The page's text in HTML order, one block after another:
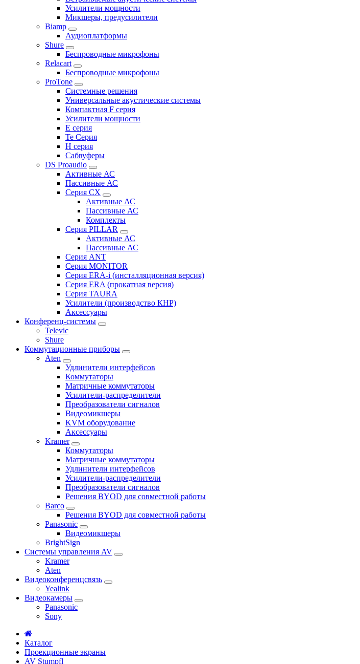
Усилители мощности
Микшеры, предусилители
Biamp
Аудиоплатформы
Shure
Беспроводные микрофоны
Relacart
Беспроводные микрофоны
ProTone
Системные решения
Универсальные акустические системы
Компактная F серия
Усилители мощности
E серия
Te Серия
H серия
Сабвуферы
DS Proaudio
Активные АС
Пассивные АС
Серия CX
Активные АС
Пассивные АС
Комплекты
Серия PILLAR
Активные АС
Пассивные АС
Серия ANT
Серия MONITOR
Серия ERA-i (инсталляционная версия)
Серия ERA (прокатная версия)
Серия TAURA
Усилители (производство КНР)
Аксессуары
Конференц-системы
Televic
Shure
Коммутационные приборы
Aten
Удлинители интерфейсов
Коммутаторы
Матричные коммутаторы
Усилители-распределители
Преобразователи сигналов
Видеомикшеры
KVM оборудование
Аксессуары
Kramer
Коммутаторы
Матричные коммутаторы
Удлинители интерфейсов
Усилители-распределители
Преобразователи сигналов
Решения BYOD для совместной работы
Barco
Решения BYOD для совместной работы
Panasonic
Видеомикшеры
BrightSign
Системы управления AV
Kramer
Aten
Видеоконференцсвязь
Yealink
Видеокамеры
Panasonic
Sony
Каталог
Проекционные экраны
AV Stumpfl